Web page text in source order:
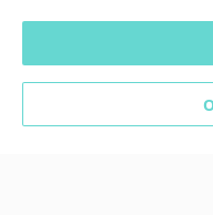
Полная версия сайта
Политика обработки